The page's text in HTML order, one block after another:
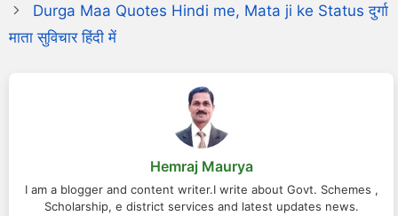
Durga Maa Quotes Hindi me, Mata ji ke Status दुर्गा
माता सुविचार हिंदी में
Hemraj Maurya
I am a blogger and content writer.I write about Govt. Schemes ,
Scholarship, e district services and latest updates news.